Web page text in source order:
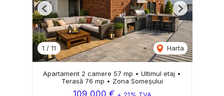
1 / 11 Harta
Previous Next
Apartament 2 camere 57 mp • Ultimul etaj •
Terasă 76 mp • Zona Someșului